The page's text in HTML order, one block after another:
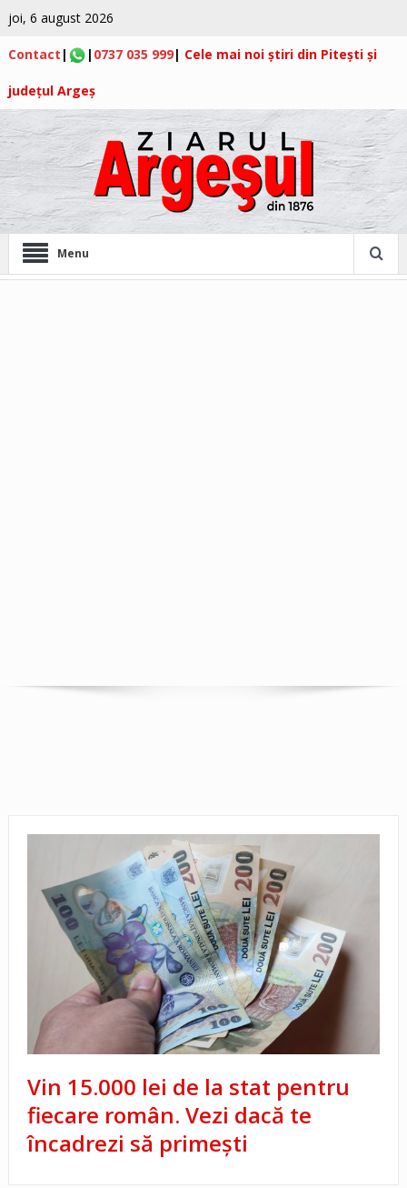
joi, 6 august 2026
Contact | | 0737 035 999| Cele mai noi știri din Pitești și
județul Argeș
Menu
Vin 15.000 lei de la stat pentru
fiecare român. Vezi dacă te
încadrezi să primești